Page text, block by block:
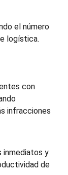
el número
logística.
con
infracciones
inmediatos y
de